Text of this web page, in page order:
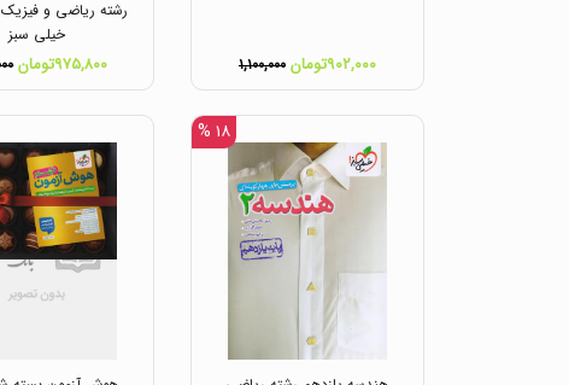
۹۰۲,۰۰۰تومان ۱,۱۰۰,۰۰۰
رشته ریاضی و فیزیک
خیلی سبز
۹۷۵,۸۰۰تومان
۱۸ %